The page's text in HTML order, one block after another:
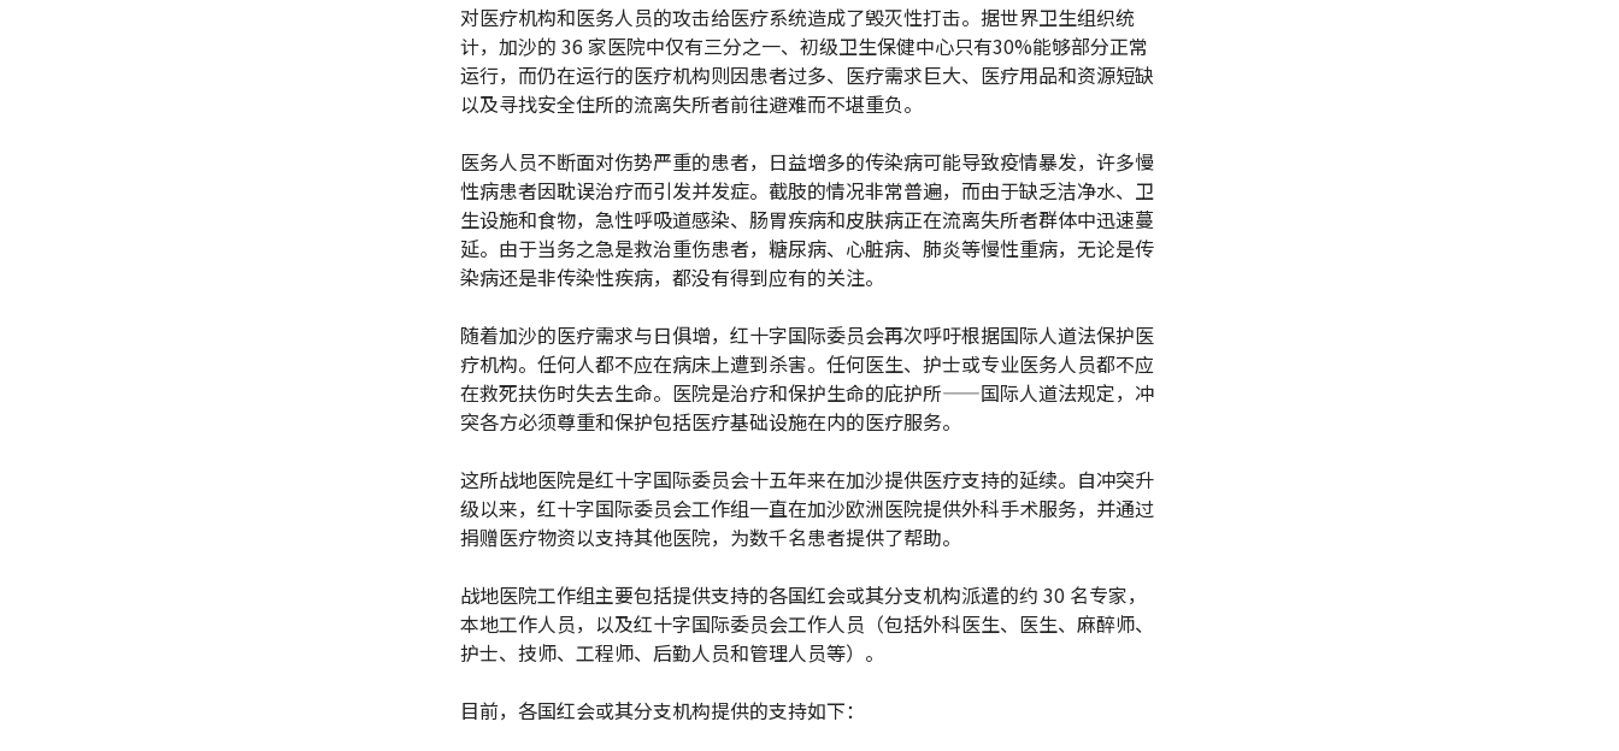
对医疗机构和医务人员的攻击给医疗系统造成了毁灭性打击。据世界卫生组织统
计，加沙的 36 家医院中仅有三分之一、初级卫生保健中心只有30%能够部分正常
运行，而仍在运行的医疗机构则因患者过多、医疗需求巨大、医疗用品和资源短缺
以及寻找安全住所的流离失所者前往避难而不堪重负。
医务人员不断面对伤势严重的患者，日益增多的传染病可能导致疫情暴发，许多慢
性病患者因耽误治疗而引发并发症。截肢的情况非常普遍，而由于缺乏洁净水、卫
生设施和食物，急性呼吸道感染、肠胃疾病和皮肤病正在流离失所者群体中迅速蔓
延。由于当务之急是救治重伤患者，糖尿病、心脏病、肺炎等慢性重病，无论是传
染病还是非传染性疾病，都没有得到应有的关注。
随着加沙的医疗需求与日俱增，红十字国际委员会再次呼吁根据国际人道法保护医
疗机构。任何人都不应在病床上遭到杀害。任何医生、护士或专业医务人员都不应
在救死扶伤时失去生命。医院是治疗和保护生命的庇护所——国际人道法规定，冲
突各方必须尊重和保护包括医疗基础设施在内的医疗服务。
这所战地医院是红十字国际委员会十五年来在加沙提供医疗支持的延续。自冲突升
级以来，红十字国际委员会工作组一直在加沙欧洲医院提供外科手术服务，并通过
捐赠医疗物资以支持其他医院，为数千名患者提供了帮助。
战地医院工作组主要包括提供支持的各国红会或其分支机构派遣的约 30 名专家，
本地工作人员，以及红十字国际委员会工作人员（包括外科医生、医生、麻醉师、
护士、技师、工程师、后勤人员和管理人员等）。
目前，各国红会或其分支机构提供的支持如下：